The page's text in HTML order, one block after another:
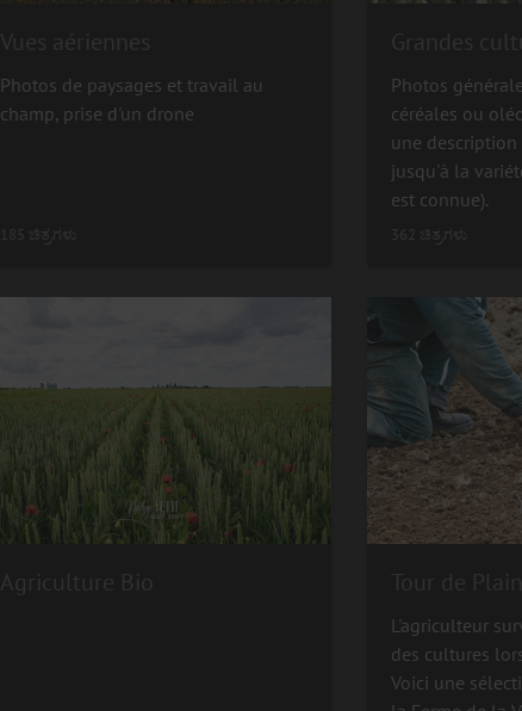
Photos de paysages et travail au
champ, prise d'un drone
185 ಚಿತ್ರಗಳು
Photos
céréales ou
une
jusqu'à la
est connue).
362 ಚಿತ್ರಗಳು
L'agriculteur
des cultures
Voici une